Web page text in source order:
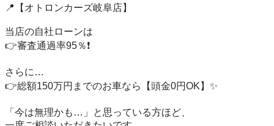
📍【オトロンカーズ岐阜店】
当店の自社ローンは
👉審査通過率95％❗️
さらに…
👉総額150万円までのお車なら【頭金0円OK】✨
「今は無理かも…」と思っている方ほど、